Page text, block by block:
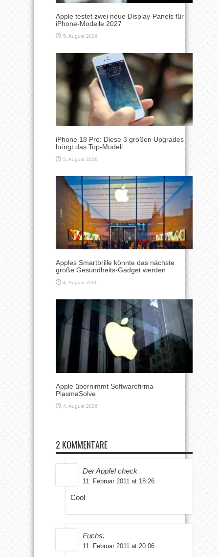
Apple testet zwei neue Display-Panels für
iPhone-Modelle 2027
5. August 2026
iPhone 18 Pro: Diese 3 großen Upgrades
bringt das Top-Modell
5. August 2026
Apples Smartbrille könnte das nächste
große Gesundheits-Gadget werden
4. August 2026
Apple übernimmt Softwarefirma
PlasmaSolve
4. August 2026
2 KOMMENTARE
Der Appfel check
11. Februar 2011 at 18:26
Cool
Fuchs.
11. Februar 2011 at 20:06